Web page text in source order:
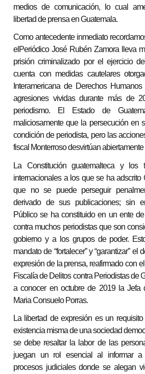
medios de comunicación, lo cual
libertad de prensa en Guatemala.
Como antecedente inmediato
elPeriódico José Rubén Zamora lleva
prisión criminalizado por el ejercicio
cuenta con medidas cautelares
Interamericana de Derechos
agresiones vividas durante más de
periodismo. El Estado de
maliciosamente que la persecución en
condición de periodista, pero las
fiscal Monterroso desvirtúan abiertamente
La Constitución guatemalteca y los
internacionales a los que se ha adscrito
que no se puede perseguir
derivado de sus publicaciones; sin
Público se ha constituido en un ente
contra muchos periodistas que son
gobierno y a los grupos de poder.
mandato de “fortalecer” y “garantizar” el
expresión de la prensa, reafirmado con
Fiscalía de Delitos contra Periodistas de
a conocer en octubre de 2019 la Jefa
Maria Consuelo Porras.
La libertad de expresión es un
existencia misma de una sociedad
se debe resaltar la labor de las
juegan un rol esencial al informar a
procesos judiciales donde se alegan